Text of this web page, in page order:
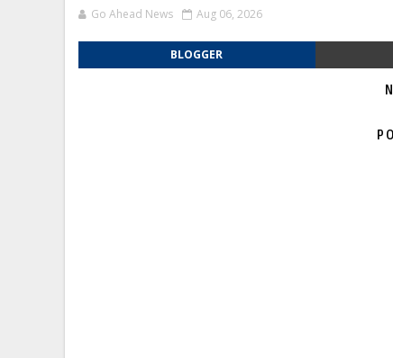
Go Ahead News Aug 06, 2026
BLOGGER